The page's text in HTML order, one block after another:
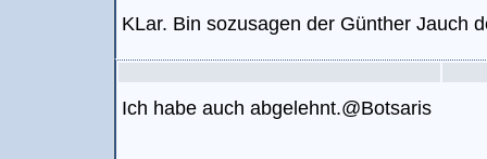
KLar. Bin sozusagen der Günther Jauch
Ich habe auch abgelehnt.@Botsaris